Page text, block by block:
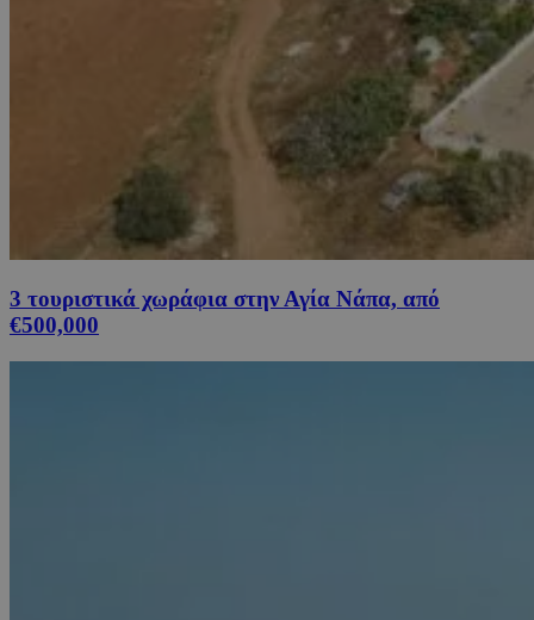
3 τουριστικά χωράφια στην Αγία Νάπα, από
€500,000